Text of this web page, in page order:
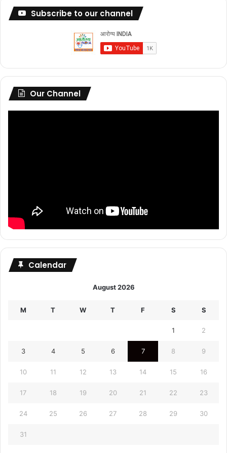
Subscribe to our channel
Our Channel
Calendar
August 2026
M T W T F S S
1 2
3 4 5 6 7 8 9
10 11 12 13 14 15 16
17 18 19 20 21 22 23
24 25 26 27 28 29 30
31